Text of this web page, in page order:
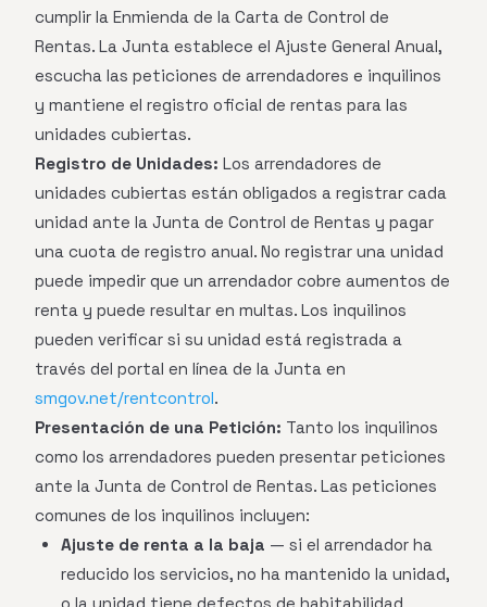
cumplir la Enmienda de la Carta de Control de
Rentas. La Junta establece el Ajuste General Anual,
escucha las peticiones de arrendadores e inquilinos
y mantiene el registro oficial de rentas para las
unidades cubiertas.
Registro de Unidades: Los arrendadores de
unidades cubiertas están obligados a registrar cada
unidad ante la Junta de Control de Rentas y pagar
una cuota de registro anual. No registrar una unidad
puede impedir que un arrendador cobre aumentos de
renta y puede resultar en multas. Los inquilinos
pueden verificar si su unidad está registrada a
través del portal en línea de la Junta en
smgov.net/rentcontrol.
Presentación de una Petición: Tanto los inquilinos
como los arrendadores pueden presentar peticiones
ante la Junta de Control de Rentas. Las peticiones
comunes de los inquilinos incluyen:
Ajuste de renta a la baja — si el arrendador ha
reducido los servicios, no ha mantenido la unidad,